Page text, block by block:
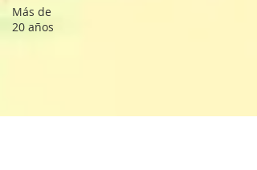
Más de
20 años